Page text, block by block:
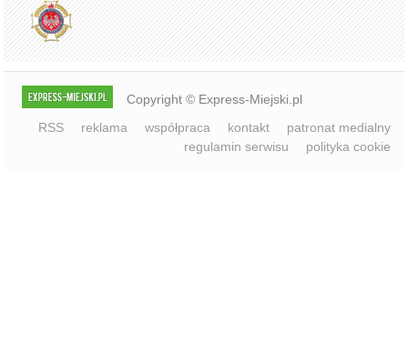
Copyright © Express-Miejski.pl
RSS
reklama współpraca kontakt
patronat medialny
regulamin serwisu
polityka cookie